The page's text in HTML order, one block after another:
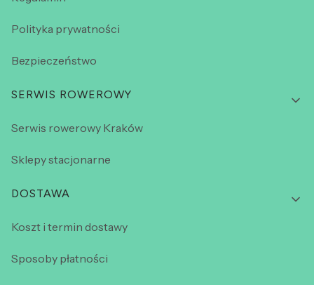
Polityka prywatności
Bezpieczeństwo
SERWIS ROWEROWY
Serwis rowerowy Kraków
Sklepy stacjonarne
DOSTAWA
Koszt i termin dostawy
Sposoby płatności